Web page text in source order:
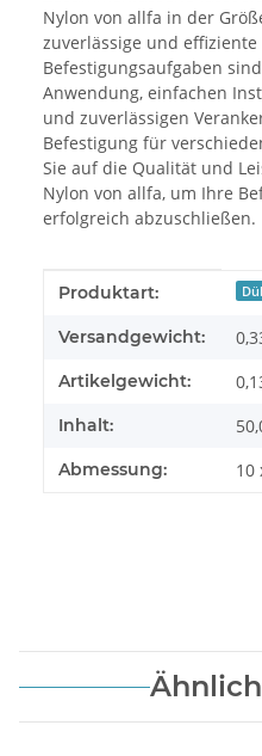
Nylon von allfa in der
zuverlässige und
Befestigungsaufgaben
Anwendung, einfachen
und zuverlässigen
Befestigung für
Sie auf die Qualität und
Nylon von allfa, um Ihre
erfolgreich abzuschließen.
Produkteigenschaft
Wert
Produktart:
Versandgewicht:
Artikelgewicht:
Inhalt:
Abmessung: 10